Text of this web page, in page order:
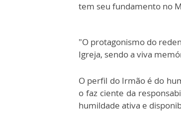
tem seu fundamento no
"O protagonismo do
Igreja, sendo a viva
O perfil do Irmão é do
o faz ciente da
humildade ativa e